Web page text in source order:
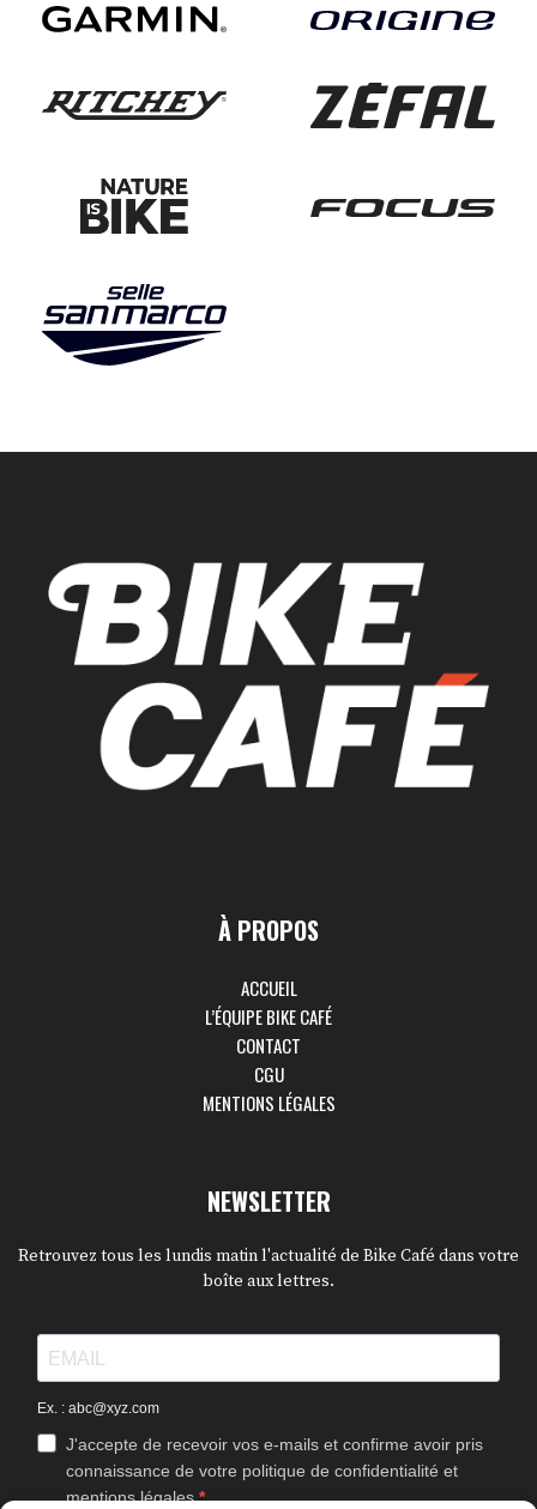
À PROPOS
ACCUEIL
L’ÉQUIPE BIKE CAFÉ
CONTACT
CGU
MENTIONS LÉGALES
NEWSLETTER
Retrouvez tous les lundis matin l'actualité de Bike Café dans votre
boîte aux lettres.
Ex. : abc@xyz.com
J'accepte de recevoir vos e-mails et confirme avoir pris
connaissance de votre politique de confidentialité et
mentions légales.